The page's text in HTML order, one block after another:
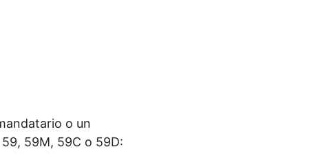
o un
59M, 59C o 59D: